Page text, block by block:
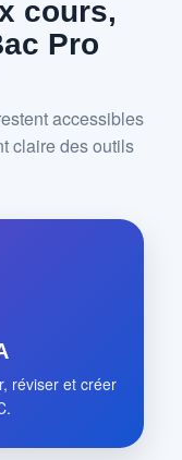
cours,
Pro
accessibles
claire des outils
réviser et créer